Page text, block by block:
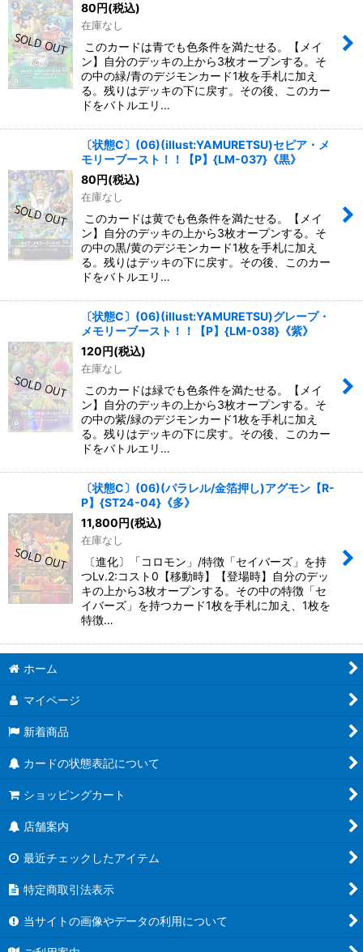
80 円(税込)
在庫なし
このカードは青でも色条件を満たせる。【メイ
ン】自分のデッキの上から3枚オープンする。そ
の中の緑/青のデジモンカード1枚を手札に加え
る。残りはデッキの下に戻す。その後、このカー
ドをバトルエリ…
〔状態C〕(06)(illust:YAMURETSU)セピア・メ
モリーブースト！！【P】{LM-037}《黒》
80 円(税込)
在庫なし
このカードは黄でも色条件を満たせる。【メイ
ン】自分のデッキの上から3枚オープンする。そ
の中の黒/黄のデジモンカード1枚を手札に加え
る。残りはデッキの下に戻す。その後、このカー
ドをバトルエリ…
〔状態C〕(06)(illust:YAMURETSU)グレープ・
メモリーブースト！！【P】{LM-038}《紫》
120 円(税込)
在庫なし
このカードは緑でも色条件を満たせる。【メイ
ン】自分のデッキの上から3枚オープンする。そ
の中の紫/緑のデジモンカード1枚を手札に加え
る。残りはデッキの下に戻す。その後、このカー
ドをバトルエリ…
〔状態C〕(06)(パラレル/金箔押し)アグモン【R-
P】{ST24-04}《多》
11,800 円(税込)
在庫なし
〔進化〕「コロモン」/特徴「セイバーズ」を持
つLv.2:コスト0【移動時】【登場時】自分のデッ
キの上から3枚オープンする。その中の特徴「セ
イバーズ」を持つカード1枚を手札に加え、1枚を
特徴…
ホーム
マイページ
新着商品
カードの状態表記について
ショッピングカート
店舗案内
最近チェックしたアイテム
特定商取引法表示
当サイトの画像やデータの利用について